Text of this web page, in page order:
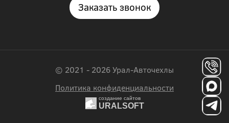
Заказать звонок
© 2021 - 2026 Урал-Авточехлы
Политика конфиденциальности
создание сайтов
URALSOFT